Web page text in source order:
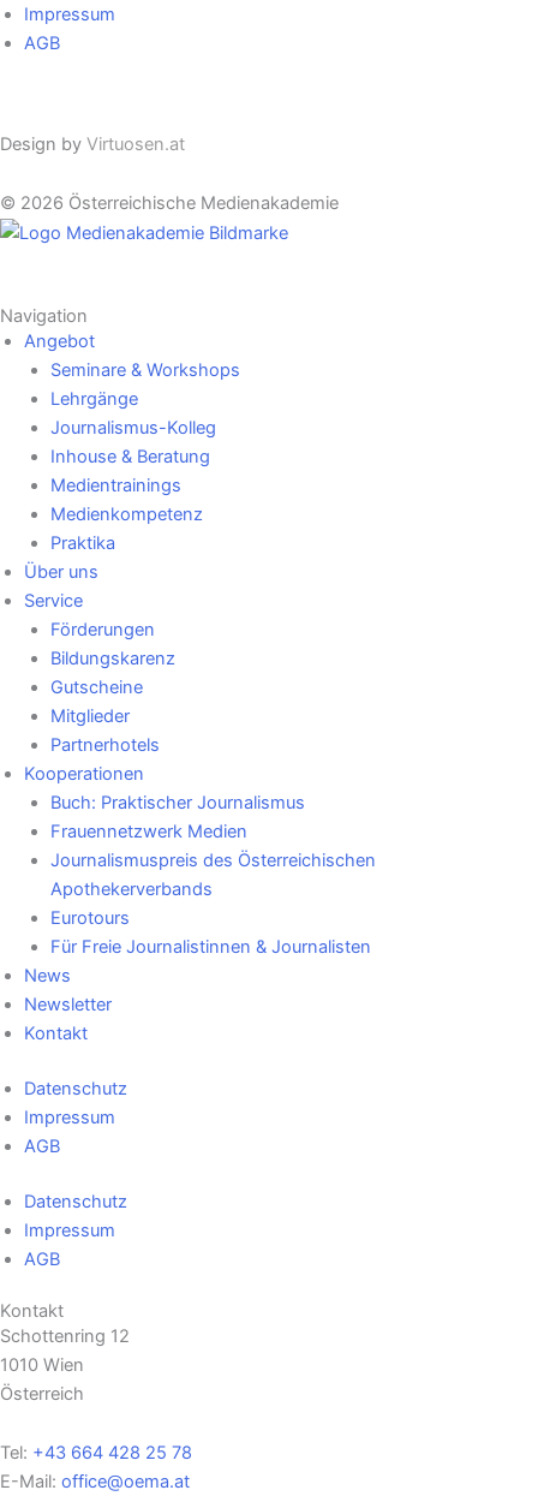
Impressum
AGB
Design by Virtuosen.at
© 2026 Österreichische Medienakademie
Navigation
Angebot
Seminare & Workshops
Lehrgänge
Journalismus-Kolleg
Inhouse & Beratung
Medientrainings
Medienkompetenz
Praktika
Über uns
Service
Förderungen
Bildungskarenz
Gutscheine
Mitglieder
Partnerhotels
Kooperationen
Buch: Praktischer Journalismus
Frauennetzwerk Medien
Journalismuspreis des Österreichischen
Apothekerverbands
Eurotours
Für Freie Journalistinnen & Journalisten
News
Newsletter
Kontakt
Datenschutz
Impressum
AGB
Datenschutz
Impressum
AGB
Kontakt
Schottenring 12
1010 Wien
Österreich
Tel: +43 664 428 25 78
E-Mail: office@oema.at